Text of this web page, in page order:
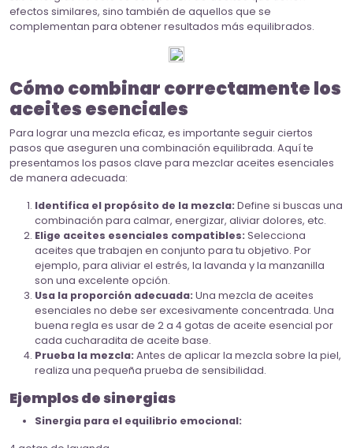
efectos similares, sino también de aquellos que se
complementan para obtener resultados más equilibrados.
Cómo combinar correctamente los
aceites esenciales
Para lograr una mezcla eficaz, es importante seguir ciertos
pasos que aseguren una combinación equilibrada. Aquí te
presentamos los pasos clave para mezclar aceites esenciales
de manera adecuada:
Identifica el propósito de la mezcla: Define si buscas una
combinación para calmar, energizar, aliviar dolores, etc.
Elige aceites esenciales compatibles: Selecciona
aceites que trabajen en conjunto para tu objetivo. Por
ejemplo, para aliviar el estrés, la lavanda y la manzanilla
son una excelente opción.
Usa la proporción adecuada: Una mezcla de aceites
esenciales no debe ser excesivamente concentrada. Una
buena regla es usar de 2 a 4 gotas de aceite esencial por
cada cucharadita de aceite base.
Prueba la mezcla: Antes de aplicar la mezcla sobre la piel,
realiza una pequeña prueba de sensibilidad.
Ejemplos de sinergias
Sinergia para el equilibrio emocional: